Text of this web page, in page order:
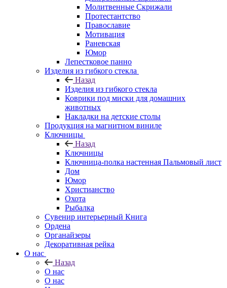
Молитвенные Скрижали
Протестантство
Православие
Мотивация
Раневская
Юмор
Лепестковое панно
Изделия из гибкого стекла
Назад
Изделия из гибкого стекла
Коврики под миски для домашних
животных
Накладки на детские столы
Продукция на магнитном виниле
Ключницы
Назад
Ключницы
Ключница-полка настенная Пальмовый лист
Дом
Юмор
Христианство
Охота
Рыбалка
Сувенир интерьерный Книга
Ордена
Органайзеры
Декоративная рейка
О нас
Назад
О нас
О нас